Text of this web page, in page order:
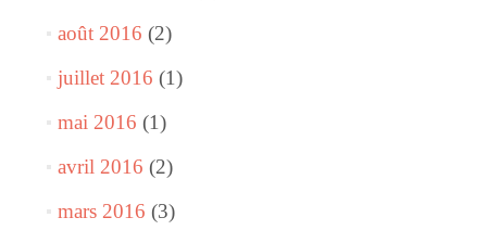
août 2016 (2)
juillet 2016 (1)
mai 2016 (1)
avril 2016 (2)
mars 2016 (3)